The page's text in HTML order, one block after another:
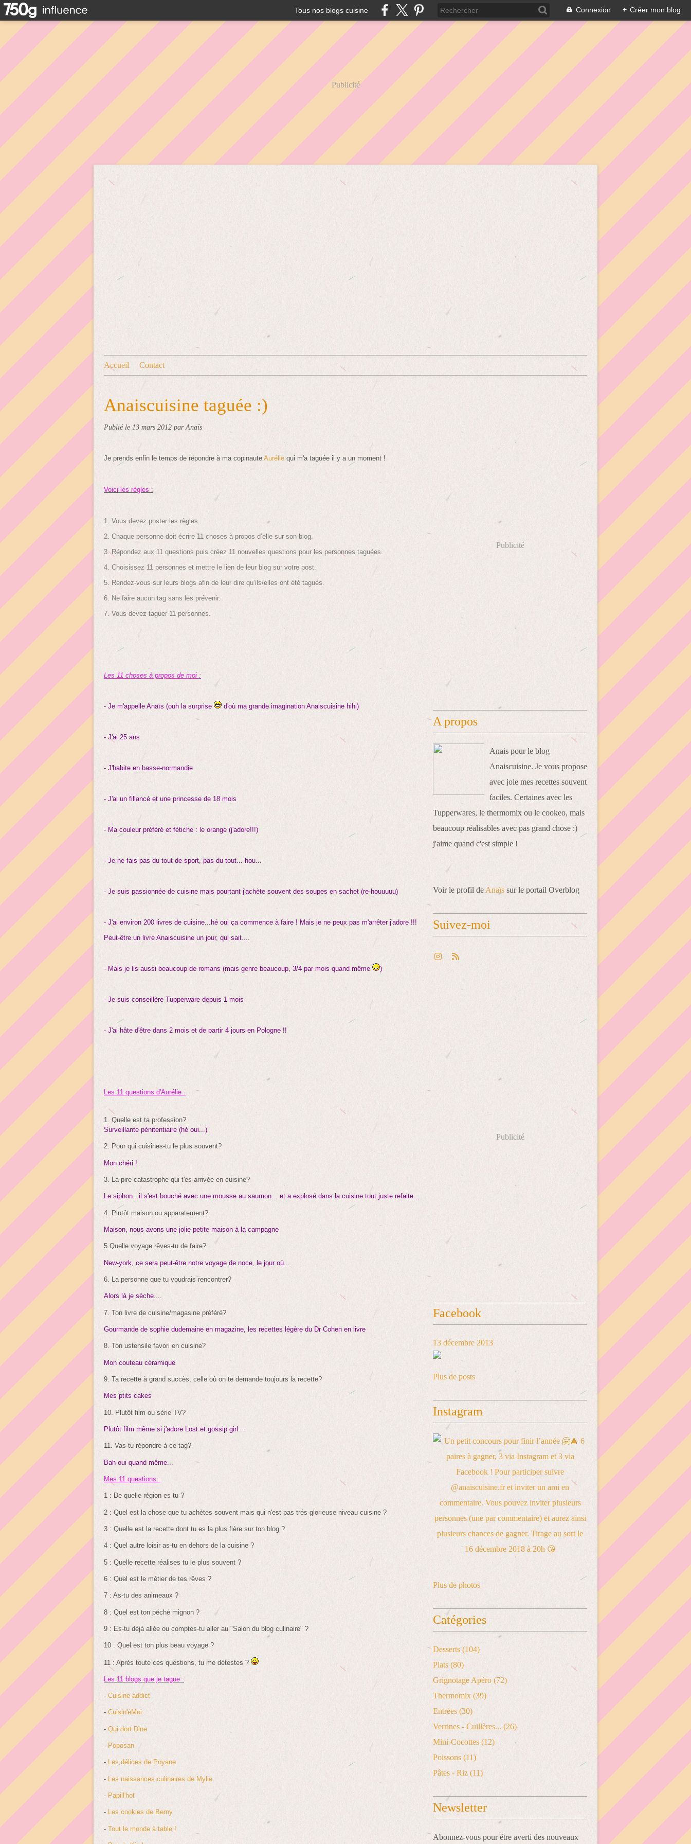
Tous nos blogs cuisine Connexion + Créer mon blog
Publicité
Accueil Contact
Anaiscuisine taguée :)
Publié le 13 mars 2012 par Anaïs
Je prends enfin le temps de répondre à ma copinaute Aurélie qui m'a taguée il y a un moment !
Voici les règles :
1. Vous devez poster les règles.
2. Chaque personne doit écrire 11 choses à propos d’elle sur son blog.
3. Répondez aux 11 questions puis créez 11 nouvelles questions pour les personnes taguées.
4. Choisissez 11 personnes et mettre le lien de leur blog sur votre post.
5. Rendez-vous sur leurs blogs afin de leur dire qu’ils/elles ont été tagués.
6. Ne faire aucun tag sans les prévenir.
7. Vous devez taguer 11 personnes.
Les 11 choses à propos de moi :
- Je m'appelle Anaïs (ouh la surprise d'où ma grande imagination Anaiscuisine hihi)
- J'ai 25 ans
- J'habite en basse-normandie
- J'ai un fillancé et une princesse de 18 mois
- Ma couleur préféré et fétiche : le orange (j'adore!!!)
- Je ne fais pas du tout de sport, pas du tout... hou...
- Je suis passionnée de cuisine mais pourtant j'achète souvent des soupes en sachet (re-houuuuu)
- J'ai environ 200 livres de cuisine...hé oui ça commence à faire ! Mais je ne peux pas m'arrêter j'adore !!!
Peut-être un livre Anaiscuisine un jour, qui sait....
- Mais je lis aussi beaucoup de romans (mais genre beaucoup, 3/4 par mois quand même )
- Je suis conseillère Tupperware depuis 1 mois
- J'ai hâte d'être dans 2 mois et de partir 4 jours en Pologne !!
Les 11 questions d'Aurélie :
1. Quelle est ta profession?
Surveillante pénitentiaire (hé oui...)
2. Pour qui cuisines-tu le plus souvent?
Mon chéri !
3. La pire catastrophe qui t'es arrivée en cuisine?
Le siphon...il s'est bouché avec une mousse au saumon... et a explosé dans la cuisine tout juste refaite...
4. Plutôt maison ou apparatement?
Maison, nous avons une jolie petite maison à la campagne
5.Quelle voyage rêves-tu de faire?
New-york, ce sera peut-être notre voyage de noce, le jour où...
6. La personne que tu voudrais rencontrer?
Alors là je sèche....
7. Ton livre de cuisine/magasine préféré?
Gourmande de sophie dudemaine en magazine, les recettes légère du Dr Cohen en livre
8. Ton ustensile favori en cuisine?
Mon couteau céramique
9. Ta recette à grand succès, celle où on te demande toujours la recette?
Mes ptits cakes
10. Plutôt film ou série TV?
Plutôt film même si j'adore Lost et gossip girl....
11. Vas-tu répondre à ce tag?
Bah oui quand même...
Mes 11 questions :
1 : De quelle région es tu ?
2 : Quel est la chose que tu achètes souvent mais qui n'est pas trés glorieuse niveau cuisine ?
3 : Quelle est la recette dont tu es la plus fière sur ton blog ?
4 : Quel autre loisir as-tu en dehors de la cuisine ?
5 : Quelle recette réalises tu le plus souvent ?
6 : Quel est le métier de tes rêves ?
7 : As-tu des animeaux ?
8 : Quel est ton péché mignon ?
9 : Es-tu déjà allée ou comptes-tu aller au "Salon du blog culinaire" ?
10 : Quel est ton plus beau voyage ?
11 : Aprés toute ces questions, tu me détestes ?
Les 11 blogs que je tague :
- Cuisine addict
- Cuisin'éMoi
- Qui dort Dine
- Poposan
- Les délices de Poyane
- Les naissances culinaires de Mylie
- Papill'hot
- Les cookies de Berny
- Tout le monde à table !
Publicité
A propos
Anais pour le blog
Anaiscuisine. Je vous propose
avec joie mes recettes souvent
faciles. Certaines avec les
Tupperwares, le thermomix ou le cookeo, mais
beaucoup réalisables avec pas grand chose :)
j'aime quand c'est simple !
Voir le profil de Anaïs sur le portail Overblog
Suivez-moi
Publicité
Facebook
13 décembre 2013
Plus de posts
Instagram
Plus de photos
Catégories
Desserts (104)
Plats (80)
Grignotage Apéro (72)
Thermomix (39)
Entrées (30)
Verrines - Cuillères... (26)
Mini-Cocottes (12)
Poissons (11)
Pâtes - Riz (11)
Newsletter
Abonnez-vous pour être averti des nouveaux